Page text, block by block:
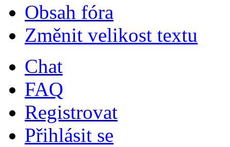
Obsah fóra
Změnit velikost textu
Chat
FAQ
Registrovat
Přihlásit se